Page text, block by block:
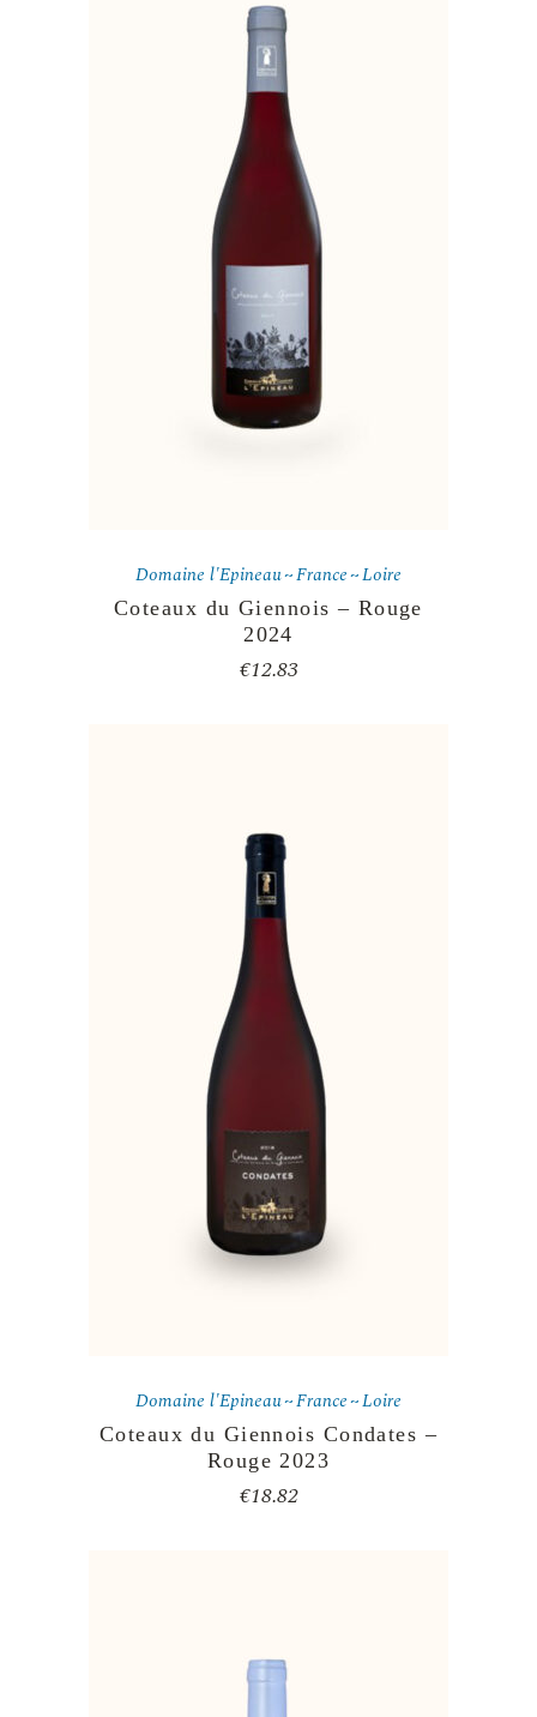
Domaine l'Epineau France Loire
Coteaux du Giennois – Rouge
2024
€12.83
Domaine l'Epineau France Loire
Coteaux du Giennois Condates –
Rouge 2023
€18.82